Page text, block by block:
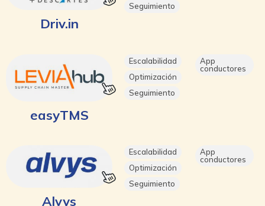
Driv.in
Seguimiento
easyTMS
Escalabilidad
Optimización
Seguimiento
App
conductores
Alvys
Escalabilidad
Optimización
Seguimiento
App
conductores